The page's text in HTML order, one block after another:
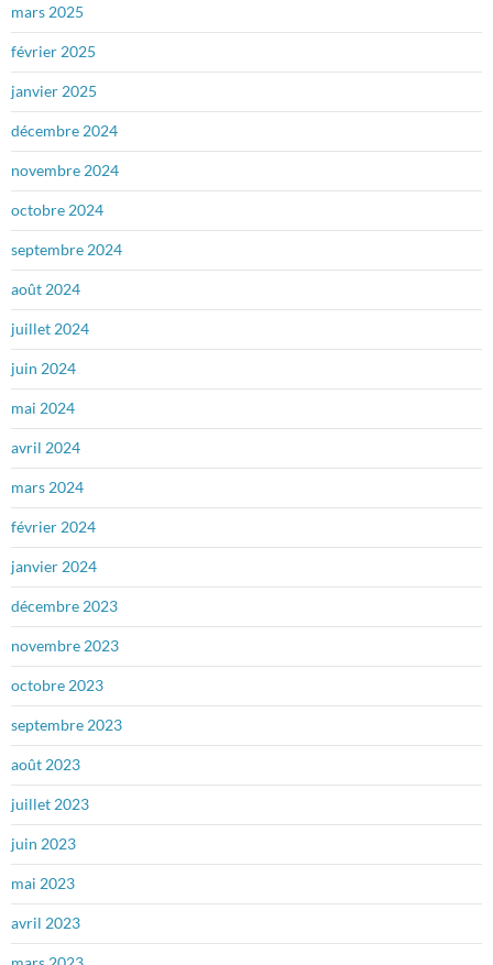
mars 2025
février 2025
janvier 2025
décembre 2024
novembre 2024
octobre 2024
septembre 2024
août 2024
juillet 2024
juin 2024
mai 2024
avril 2024
mars 2024
février 2024
janvier 2024
décembre 2023
novembre 2023
octobre 2023
septembre 2023
août 2023
juillet 2023
juin 2023
mai 2023
avril 2023